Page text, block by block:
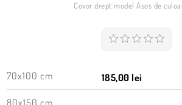
Covor drept model Asos de
70x100 cm 185,00 lei
80x150 cm